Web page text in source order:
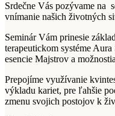
Srdečne Vás pozývame na
vnímanie našich životných
Seminár Vám prinesie
terapeutickom systéme
esencie Majstrov a
Prepojíme využívanie
výkladu kariet, pre ľahšie
zmenu svojich postojov k